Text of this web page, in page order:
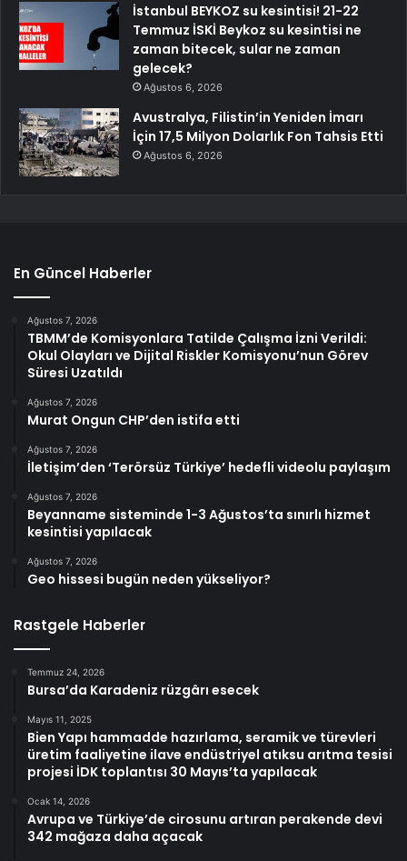
İstanbul BEYKOZ su kesintisi! 21-22
Temmuz İSKİ Beykoz su kesintisi ne
zaman bitecek, sular ne zaman
gelecek?
Ağustos 6, 2026
Avustralya, Filistin’in Yeniden İmarı
İçin 17,5 Milyon Dolarlık Fon Tahsis Etti
Ağustos 6, 2026
En Güncel Haberler
Ağustos 7, 2026
TBMM’de Komisyonlara Tatilde Çalışma İzni Verildi:
Okul Olayları ve Dijital Riskler Komisyonu’nun Görev
Süresi Uzatıldı
Ağustos 7, 2026
Murat Ongun CHP’den istifa etti
Ağustos 7, 2026
İletişim’den ‘Terörsüz Türkiye’ hedefli videolu paylaşım
Ağustos 7, 2026
Beyanname sisteminde 1-3 Ağustos’ta sınırlı hizmet
kesintisi yapılacak
Ağustos 7, 2026
Geo hissesi bugün neden yükseliyor?
Rastgele Haberler
Temmuz 24, 2026
Bursa’da Karadeniz rüzgârı esecek
Mayıs 11, 2025
Bien Yapı hammadde hazırlama, seramik ve türevleri
üretim faaliyetine ilave endüstriyel atıksu arıtma tesisi
projesi İDK toplantısı 30 Mayıs’ta yapılacak
Ocak 14, 2026
Avrupa ve Türkiye’de cirosunu artıran perakende devi
342 mağaza daha açacak